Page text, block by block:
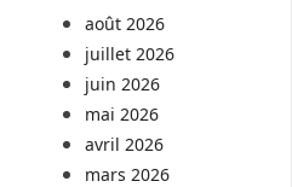
août 2026
juillet 2026
juin 2026
mai 2026
avril 2026
mars 2026